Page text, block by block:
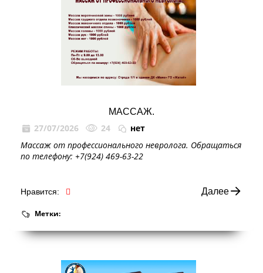
МАССАЖ.
27/07/2026 24
нет
Массаж от профессионального невролога. Обращаться
по телефону: +7(924) 469-63-22
Нравится: Далее
Метки: